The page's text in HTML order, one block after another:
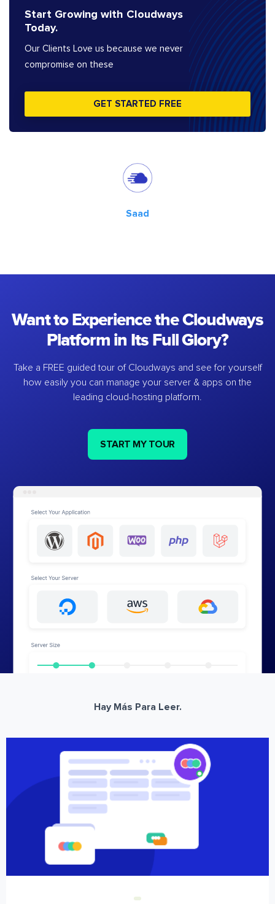
Start Growing with Cloudways
Today.
Our Clients Love us because we never
compromise on these
GET STARTED FREE
Saad
Want to Experience the Cloudways
Platform in Its Full Glory?
Take a FREE guided tour of Cloudways and see for yourself
how easily you can manage your server & apps on the
leading cloud-hosting platform.
START MY TOUR
Hay Más Para Leer.